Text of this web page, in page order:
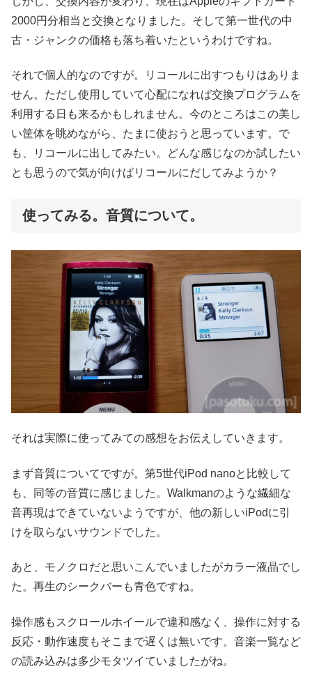
2000円分相当と交換となりました。そして第一世代の中
古・ジャンクの価格も落ち着いたというわけですね。
それで個人的なのですが。リコールに出すつもりはありま
せん。ただし使用していて心配になれば交換プログラムを
利用する日も来るかもしれません。今のところはこの美し
い筐体を眺めながら、たまに使おうと思っています。で
も、リコールに出してみたい。どんな感じなのか試したい
とも思うので気が向けばリコールにだしてみようか？
使ってみる。音質について。
それは実際に使ってみての感想をお伝えしていきます。
まず音質についてですが。第5世代iPod nanoと比較して
も、同等の音質に感じました。Walkmanのような繊細な
音再現はできていないようですが、他の新しいiPodに引
けを取らないサウンドでした。
あと、モノクロだと思いこんでいましたがカラー液晶でし
た。再生のシークバーも青色ですね。
操作感もスクロールホイールで違和感なく、操作に対する
反応・動作速度もそこまで遅くは無いです。音楽一覧など
の読み込みは多少モタツイていましたがね。